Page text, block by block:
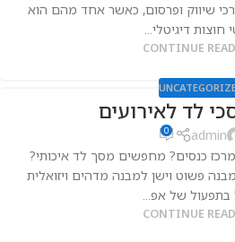
שיווק ופרסום, כאשר אחד מהם הוא
חוצות דיגיטלי...
CONTINUE
לד לאירועים
admin
0
כנסים? מחפשים מסך לד איכותי?
פשוט וישן למבנה מדהים ויזואלית
בתפעול של אפ...
CONTINUE